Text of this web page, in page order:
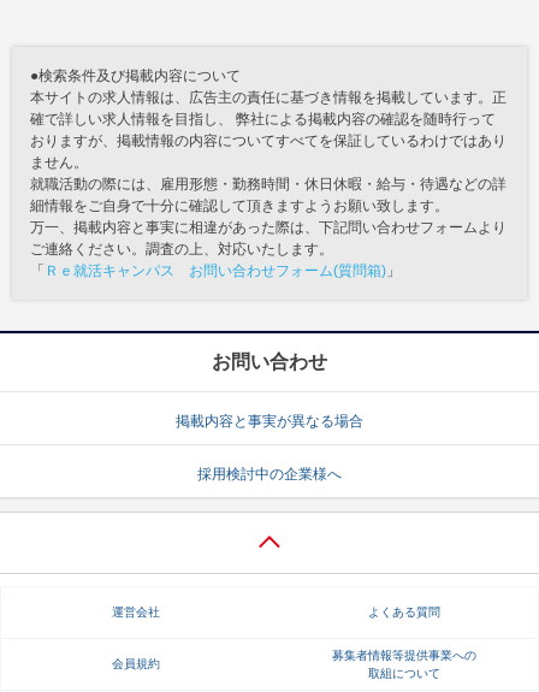
●検索条件及び掲載内容について
本サイトの求人情報は、広告主の責任に基づき情報を掲載しています。正
確で詳しい求人情報を目指し、 弊社による掲載内容の確認を随時行って
おりますが、掲載情報の内容についてすべてを保証しているわけではあり
ません。
就職活動の際には、雇用形態・勤務時間・休日休暇・給与・待遇などの詳
細情報をご自身で十分に確認して頂きますようお願い致します。
万一、掲載内容と事実に相違があった際は、下記問い合わせフォームより
ご連絡ください。調査の上、対応いたします。
「 Ｒｅ就活キャンパス お問い合わせフォーム(質問箱) 」
お問い合わせ
掲載内容と事実が異なる場合
採用検討中の企業様へ
運営会社 よくある質問
会員規約
募集者情報等提供事業への
取組について